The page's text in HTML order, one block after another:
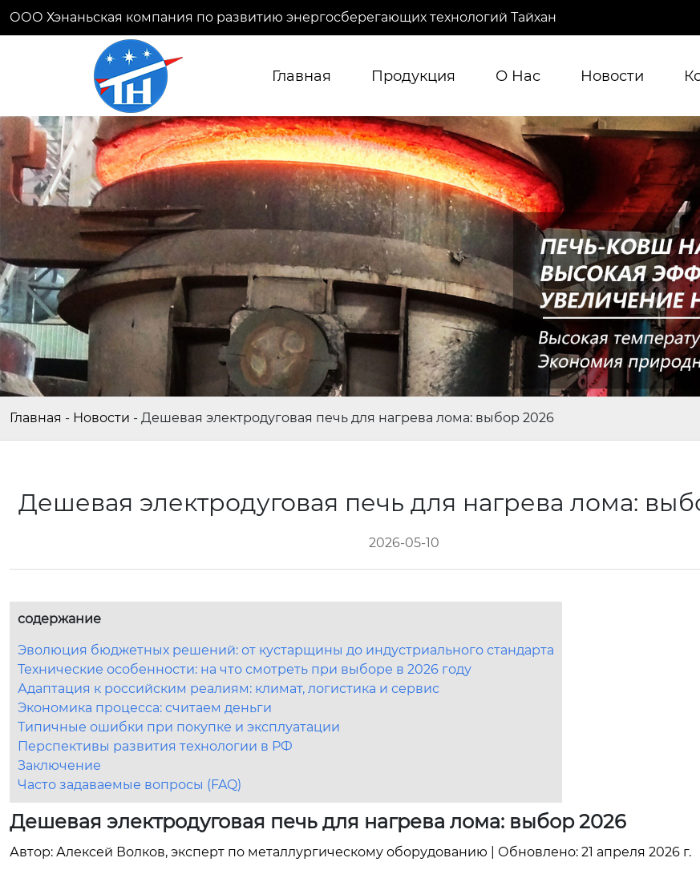
ООО Хэнаньская компания по развитию энергосберегающих технологий Тайхан
Главная Продукция О Нас Новости
Главная - Новости - Дешевая электродуговая печь для нагрева лома: выбор 2026
Дешевая электродуговая печь для нагрева лома:
2026-05-10
содержание
Эволюция бюджетных решений: от кустарщины до индустриального стандарта
Технические особенности: на что смотреть при выборе в 2026 году
Адаптация к российским реалиям: климат, логистика и сервис
Экономика процесса: считаем деньги
Типичные ошибки при покупке и эксплуатации
Перспективы развития технологии в РФ
Заключение
Часто задаваемые вопросы (FAQ)
Дешевая электродуговая печь для нагрева лома: выбор 2026
Автор: Алексей Волков, эксперт по металлургическому оборудованию | Обновлено: 21 апреля 2026 г.